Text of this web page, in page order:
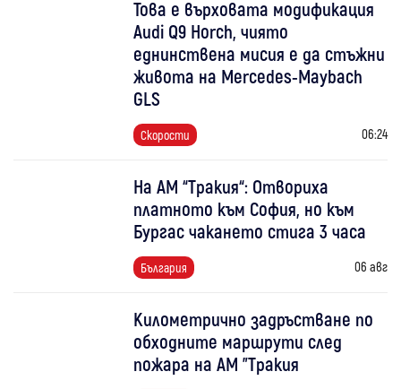
Това е върховата модификация
Audi Q9 Horch, чиято
еднинствена мисия е да стъжни
живота на Mercedes-Maybach
GLS
Скорости 06:24
На АМ “Тракия“: Отвориха
платното към София, но към
Бургас чакането стига 3 часа
България 06 авг
Километрично задръстване по
обходните маршрути след
пожара на АМ "Тракия